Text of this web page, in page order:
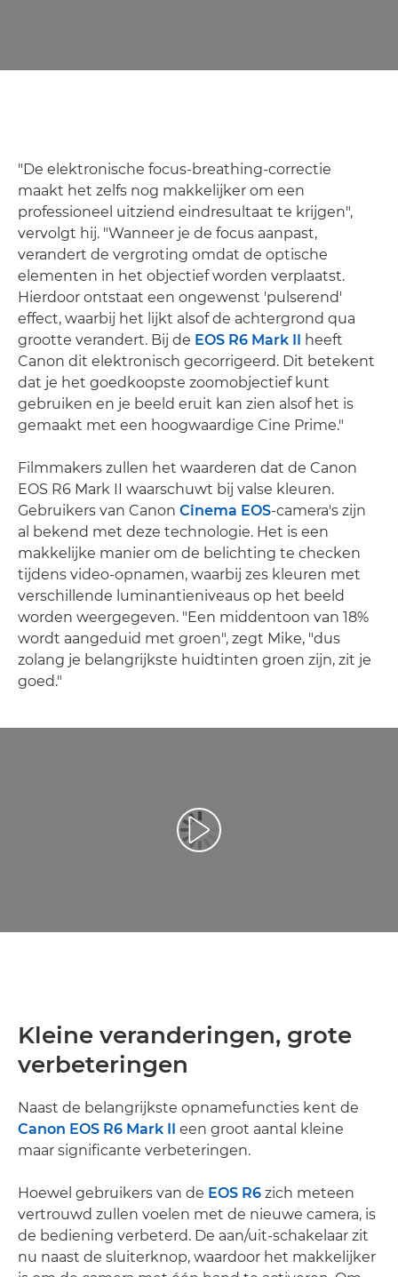
"De elektronische focus-breathing-correctie
maakt het zelfs nog makkelijker om een
professioneel uitziend eindresultaat te krijgen",
vervolgt hij. "Wanneer je de focus aanpast,
verandert de vergroting omdat de optische
elementen in het objectief worden verplaatst.
Hierdoor ontstaat een ongewenst 'pulserend'
effect, waarbij het lijkt alsof de achtergrond qua
grootte verandert. Bij de EOS R6 Mark II
heeft
Canon dit elektronisch gecorrigeerd. Dit betekent
dat je het goedkoopste zoomobjectief kunt
gebruiken en je beeld eruit kan zien alsof het is
gemaakt met een hoogwaardige Cine Prime."
Filmmakers zullen het waarderen dat de Canon
EOS R6 Mark II waarschuwt bij valse kleuren.
Gebruikers van Canon Cinema EOS-camera's zijn
al bekend met deze technologie. Het is een
makkelijke manier om de belichting te checken
tijdens video-opnamen, waarbij zes kleuren met
verschillende luminantieniveaus op het beeld
worden weergegeven. "Een middentoon van 18%
wordt aangeduid met groen", zegt Mike, "dus
zolang je belangrijkste huidtinten groen zijn, zit je
goed."
Video afspelen
Kleine veranderingen, grote
verbeteringen
Naast de belangrijkste opnamefuncties kent de
Canon EOS R6 Mark II een groot aantal kleine
maar significante verbeteringen.
Hoewel gebruikers van de EOS R6 zich meteen
vertrouwd zullen voelen met de nieuwe camera, is
de bediening verbeterd. De aan/uit-schakelaar zit
nu naast de sluiterknop, waardoor het makkelijker